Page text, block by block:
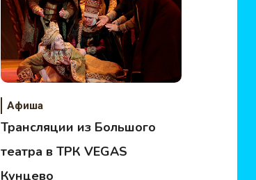
Афиша
Трансляции из Большого
театра в ТРК VEGAS
Кунцево